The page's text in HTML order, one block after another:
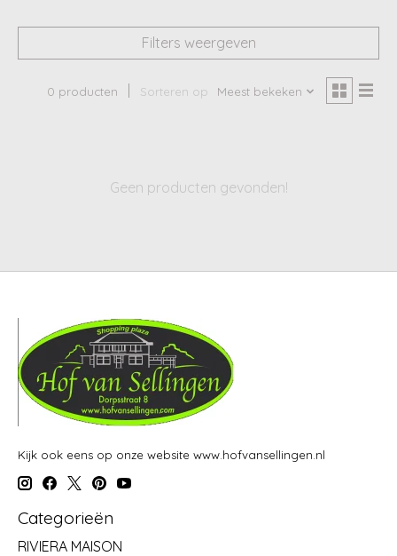
Filters weergeven
0 producten Sorteren op Meest bekeken
Geen producten gevonden!
Kijk ook eens op onze website www.hofvansellingen.nl
Categorieën
RIVIERA MAISON